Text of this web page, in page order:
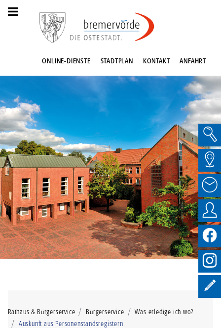
ONLINE-DIENSTE STADTPLAN KONTAKT ANFAHRT
Rathaus & Bürgerservice Bürgerservice
Was erledige ich wo?
Auskunft aus Personenstandsregistern